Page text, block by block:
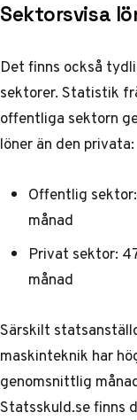
Sektorsvisa
Det finns också
sektorer.Statistik
offentliga sektorn
löner än den privata:
Offentlig
månad
Privat sektor:
månad
Särskilt
maskinteknik har
genomsnittlig
Statsskuld.sefinns